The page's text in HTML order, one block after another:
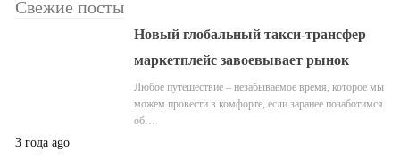
Свежие посты
Новый глобальный такси-трансфер
маркетплейс завоевывает рынок
Любое путешествие – незабываемое время, которое мы
можем провести в комфорте, если заранее позаботимся
об…
3 года ago